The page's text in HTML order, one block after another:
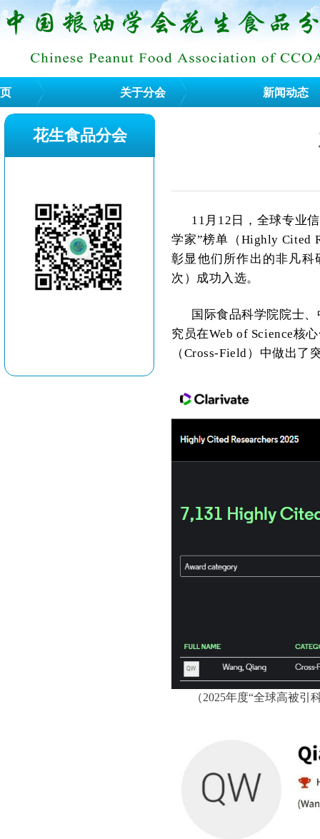
关于分会 新闻动态
花生食品分会
11 月 12 日，全球专业
学家”榜单（Highly Cited
彰显他们所作出的非凡
次）成功入选。
国际食品科学院院士
究员在Web of Science核
（Cross-Field）中做出了
（2025年度“全球高被引